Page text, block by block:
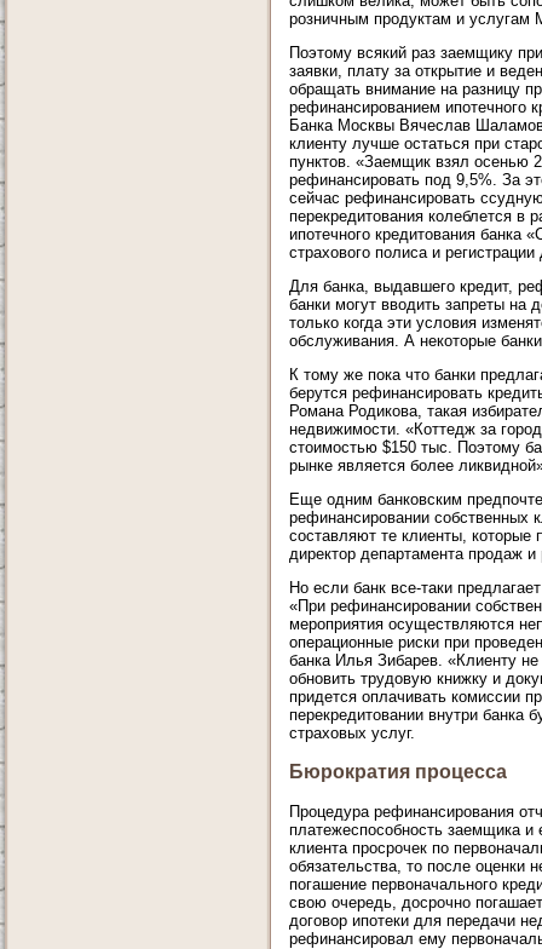
розничным продуктам и услугам
Поэтому всякий раз заемщику
заявки, плату за открытие и
обращать внимание на разницу
рефинансированием ипотечного
Банка Москвы Вячеслав
клиенту лучше остаться при
пунктов. «Заемщик взял осенью
рефинансировать под 9,5%. За
сейчас рефинансировать
перекредитования колеблется в
ипотечного кредитования банка
страхового полиса и
Для банка, выдавшего кредит,
банки могут вводить запреты
только когда эти условия
обслуживания. А некоторые
К тому же пока что банки
берутся рефинансировать
Романа Родикова, такая
недвижимости. «Коттедж за
стоимостью $150 тыс. Поэтому
рынке является более
Еще одним банковским
рефинансировании собственных
составляют те клиенты,
директор департамента продаж
Но если банк все-таки
«При рефинансировании
мероприятия осуществляются
операционные риски при
банка Илья Зибарев. «Клиенту
обновить трудовую книжку и
придется оплачивать комиссии
перекредитовании внутри банка
страховых услуг.
Бюрократия процесса
Процедура рефинансирования
платежеспособность заемщика и
клиента просрочек по
обязательства, то после оценки
погашение первоначального
свою очередь, досрочно
договор ипотеки для передачи
рефинансировал ему